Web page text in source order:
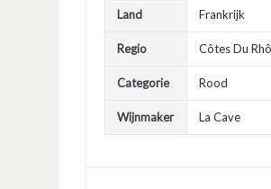
Land Frankrijk
Regio Côtes Du
Categorie Rood
Wijnmaker La Cave